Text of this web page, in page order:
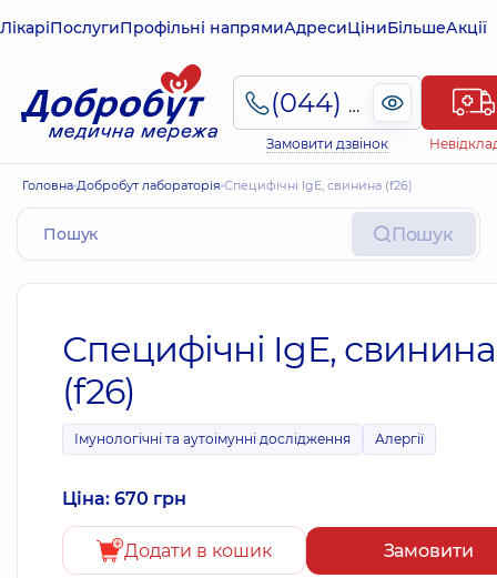
ЛікаріПослугиПрофільні напрямиАдресиЦіниБільшеАкції
(044) 495-2-888
Замовити дзвінок
Головна Добробут лабораторія Специфічні IgE, свинина (f26)
Пошук
Специфічні IgE, свинина
(f26)
Імунологічні та аутоімунні дослідження Алергії
Ціна: 670 грн
Додати в кошик Замовити